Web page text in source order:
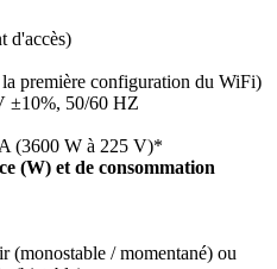
d'accès)
première configuration du WiFi)
±10%, 50/60 HZ
(3600 W à 225 V)*
(W) et de consommation
(monostable / momentané) ou